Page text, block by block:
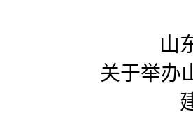
山
关于举办